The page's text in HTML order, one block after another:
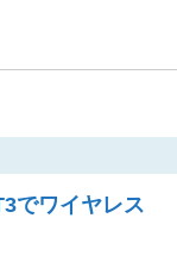
でワイヤレス